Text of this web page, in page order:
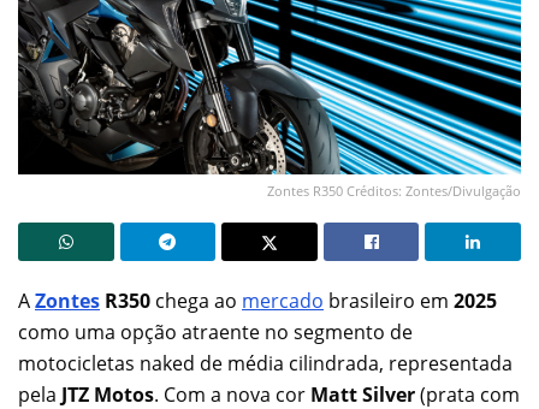
Zontes R350 Créditos: Zontes/Divulgação
AZontes R350 chega ao mercado brasileiro em 2025
como uma opção atraente no segmento de
motocicletas naked de média cilindrada, representada
pela JTZ Motos. Com a nova cor Matt Silver(prata com